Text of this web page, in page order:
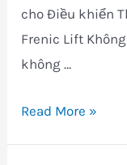
cho Điều khiển
Frenic Lift
không …
Sửa
Read More »